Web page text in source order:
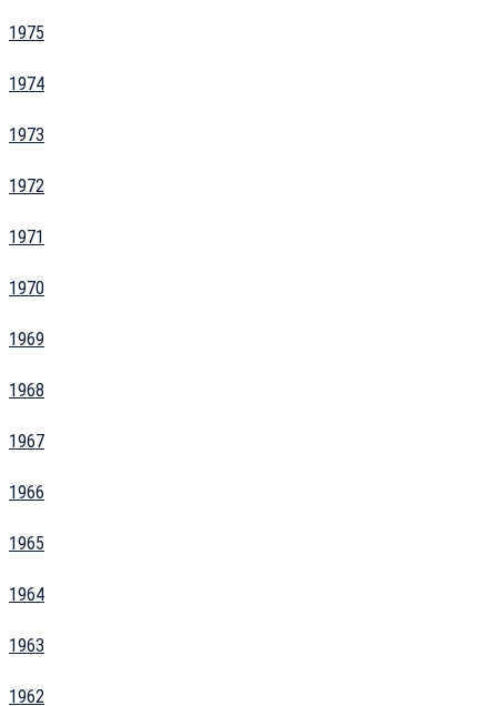
1975
1974
1973
1972
1971
1970
1969
1968
1967
1966
1965
1964
1963
1962